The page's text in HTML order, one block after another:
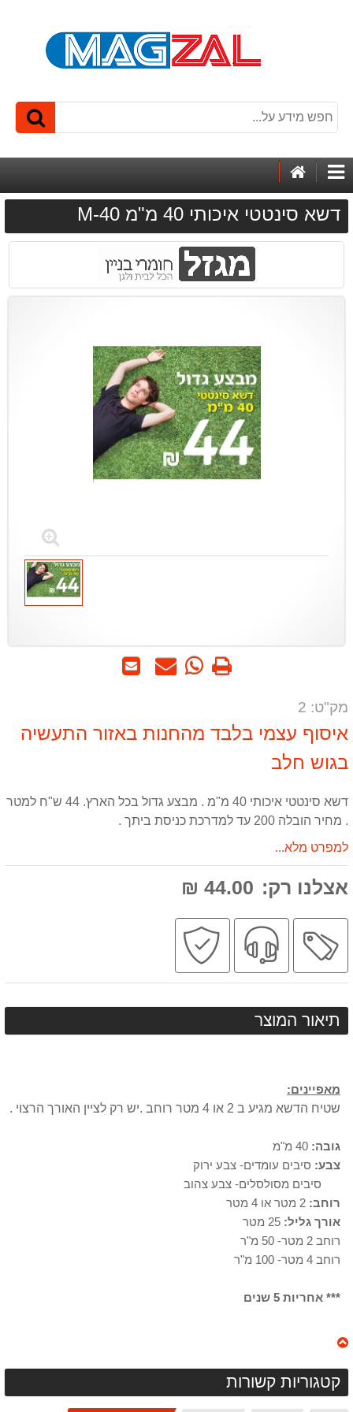
קטגוריותהבית
דשא סינטטי איכותי 40 מ"מ M-40
שלח
שאל WhatsApp
על
מק"ט: 2
דשא סינטטי איכותי 40 מ"מ . מבצע גדול בכל הארץ. 44 ש"ח למטר
. מחיר הובלה 200 עד למדרכת כניסת ביתך .
למפרט מלא...
אצלנו רק: 44.00 ₪
מבצע
שירות
מקצועי
תיאור המוצר
מאפיינים:
שטיח הדשא מגיע ב 2 או 4 מטר רוחב .יש רק לציין האורך הרצוי .
גובה:
צבע: סיבים עומדים- צבע ירוק
סיבים מסולסלים- צבע צהוב
רוחב:
אורך גליל:
רוחב 2 מטר- 50 מ"ר
רוחב 4 מטר- 100 מ"ר
*** אחריות 5 שנים
קטגוריות קשורות